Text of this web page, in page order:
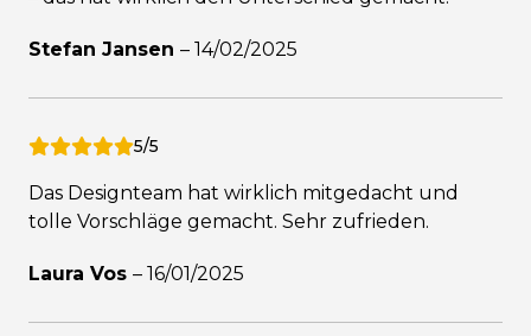
Stefan Jansen – 14/02/2025
5/5
Das Designteam hat wirklich mitgedacht und
tolle Vorschläge gemacht. Sehr zufrieden.
Laura Vos – 16/01/2025